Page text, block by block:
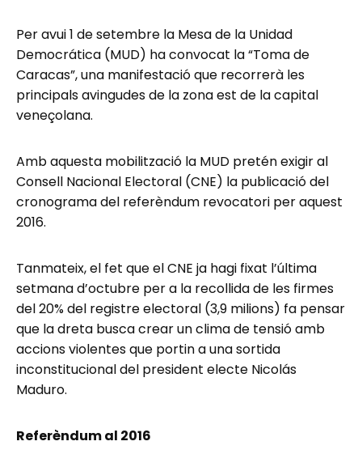
Per avui 1 de setembre la Mesa de la Unidad
Democrática (MUD) ha convocat la “Toma de
Caracas”, una manifestació que recorrerà les
principals avingudes de la zona est de la capital
veneçolana.
Amb aquesta mobilització la MUD pretén exigir al
Consell Nacional Electoral (CNE) la publicació del
cronograma del referèndum revocatori per aquest
2016.
Tanmateix, el fet que el CNE ja hagi fixat l’última
setmana d’octubre per a la recollida de les firmes
del 20% del registre electoral (3,9 milions) fa pensar
que la dreta busca crear un clima de tensió amb
accions violentes que portin a una sortida
inconstitucional del president electe Nicolás
Maduro.
Referèndum al 2016